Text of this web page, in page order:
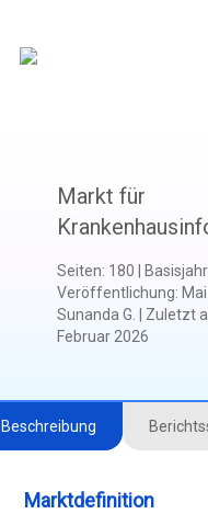
Markt für
Seiten: 180 Basisjahr
Veröffentlichung:
Sunanda G.
Zuletzt
Februar 2026
Beschreibung
Marktdefinition